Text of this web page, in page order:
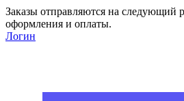
Заказы отправляются на следующий
оформления и оплаты.
Логин